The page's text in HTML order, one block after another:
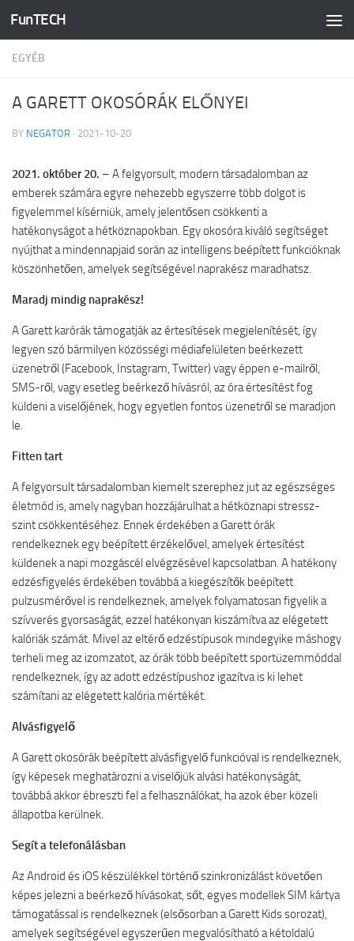
Skip to content
FunTECH
EGYÉB
A GARETT OKOSÓRÁK ELŐNYEI
BY NEGATOR · 2021-10-20
2021. október 20. – A felgyorsult, modern társadalomban az
emberek számára egyre nehezebb egyszerre több dolgot is
figyelemmel kísérniük, amely jelentősen csökkenti a
hatékonyságot a hétköznapokban. Egy okosóra kiváló segítséget
nyújthat a mindennapjaid során az intelligens beépített funkcióknak
köszönhetően, amelyek segítségével naprakész maradhatsz.
Maradj mindig naprakész!
A Garett karórák támogatják az értesítések megjelenítését, így
legyen szó bármilyen közösségi médiafelületen beérkezett
üzenetről (Facebook, Instagram, Twitter) vagy éppen e-mailről,
SMS-ről, vagy esetleg beérkező hívásról, az óra értesítést fog
küldeni a viselőjének, hogy egyetlen fontos üzenetről se maradjon
le.
Fitten tart
A felgyorsult társadalomban kiemelt szerephez jut az egészséges
életmód is, amely nagyban hozzájárulhat a hétköznapi stressz-
szint csökkentéséhez. Ennek érdekében a Garett órák
rendelkeznek egy beépített érzékelővel, amelyek értesítést
küldenek a napi mozgáscél elvégzésével kapcsolatban. A hatékony
edzésfigyelés érdekében továbbá a kiegészítők beépített
pulzusmérővel is rendelkeznek, amelyek folyamatosan figyelik a
szívverés gyorsaságát, ezzel hatékonyan kiszámítva az elégetett
kalóriák számát. Mivel az eltérő edzéstípusok mindegyike máshogy
terheli meg az izomzatot, az órák több beépített sportüzemmóddal
rendelkeznek, így az adott edzéstípushoz igazítva is ki lehet
számítani az elégetett kalória mértékét.
Alvásfigyelő
A Garett okosórák beépített alvásfigyelő funkcióval is rendelkeznek,
így képesek meghatározni a viselőjük alvási hatékonyságát,
továbbá akkor ébreszti fel a felhasználókat, ha azok éber közeli
állapotba kerülnek.
Segít a telefonálásban
Az Android és iOS készülékkel történő szinkronizálást követően
képes jelezni a beérkező hívásokat, sőt, egyes modellek SIM kártya
támogatással is rendelkeznek (elsősorban a Garett Kids sorozat),
amelyek segítségével egyszerűen megvalósítható a kétoldalú